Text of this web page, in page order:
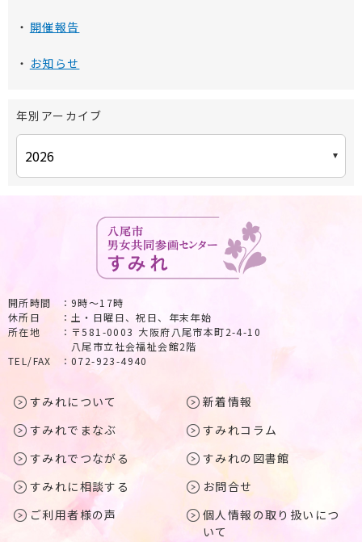
開催報告
お知らせ
年別アーカイブ
開所時間
9時～17時
休所日
土・日曜日、祝日、年末年始
所在地
〒581-0003 大阪府八尾市本町2-4-10
八尾市立社会福祉会館2階
TEL/FAX
072-923-4940
すみれについて
すみれでまなぶ
すみれでつながる
すみれに相談する
ご利用者様の声
新着情報
すみれコラム
すみれの図書館
お問合せ
個人情報の取り扱いにつ
いて